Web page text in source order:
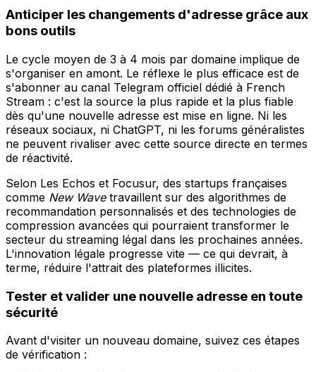
Anticiper les changements d'adresse grâce aux
bons outils
Le cycle moyen de 3 à 4 mois par domaine implique de
s'organiser en amont. Le réflexe le plus efficace est de
s'abonner au canal Telegram officiel dédié à French
Stream : c'est la source la plus rapide et la plus fiable
dès qu'une nouvelle adresse est mise en ligne. Ni les
réseaux sociaux, ni ChatGPT, ni les forums généralistes
ne peuvent rivaliser avec cette source directe en termes
de réactivité.
Selon Les Echos et Focusur, des startups françaises
comme New Wavetravaillent sur des algorithmes de
recommandation personnalisés et des technologies de
compression avancées qui pourraient transformer le
secteur du streaming légal dans les prochaines années.
L'innovation légale progresse vite — ce qui devrait, à
terme, réduire l'attrait des plateformes illicites.
Tester et valider une nouvelle adresse en toute
sécurité
Avant d'visiter un nouveau domaine, suivez ces étapes
de vérification :